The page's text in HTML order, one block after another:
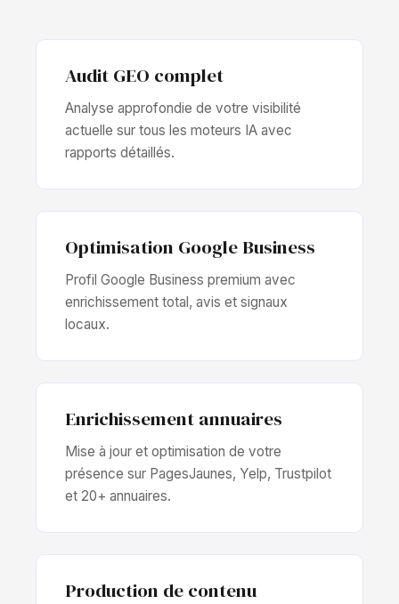
Audit GEO complet
Analyse approfondie de votre visibilité
actuelle sur tous les moteurs IA avec
rapports détaillés.
Optimisation Google Business
Profil Google Business premium avec
enrichissement total, avis et signaux
locaux.
Enrichissement annuaires
Mise à jour et optimisation de votre
présence sur PagesJaunes, Yelp, Trustpilot
et 20+ annuaires.
Production de contenu